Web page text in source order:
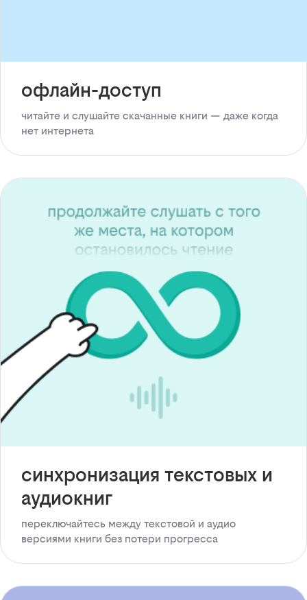
офлайн-доступ
читайте и слушайте скачанные книги — даже когда
нет интернета
синхронизация текстовых и
аудиокниг
переключайтесь между текстовой и аудио
версиями книги без потери прогресса